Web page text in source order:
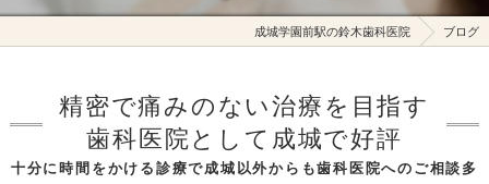
成城学園前駅の鈴木歯科医院 ブログ
精密で痛みのない治療を目指す
歯科医院として成城で好評
十分に時間をかける診療で成城以外からも歯科医院へのご相談多